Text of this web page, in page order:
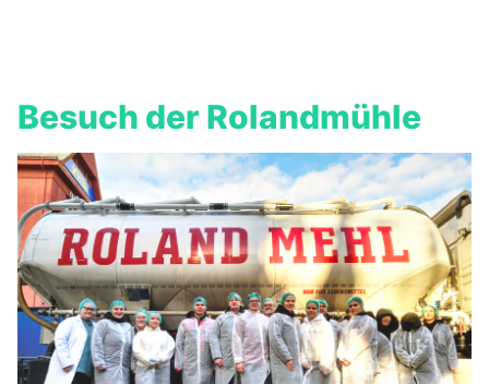
Besuch der Rolandmühle